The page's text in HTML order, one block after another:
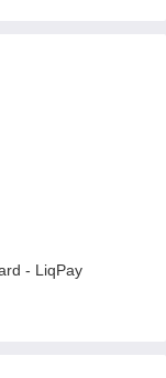
- LiqPay